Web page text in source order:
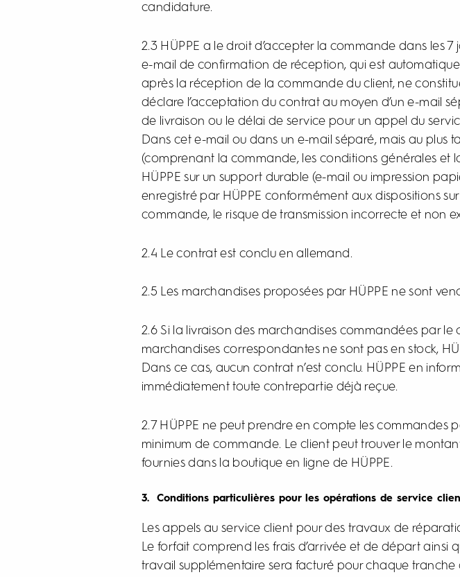
candidature.
2.3 HÜPPE a le droit d’accepter la commande dans les
e-mail de confirmation de réception, qui est
après la réception de la commande du client, ne
déclare l’acceptation du contrat au moyen d’un e-mail
de livraison ou le délai de service pour un appel du
Dans cet e-mail ou dans un e-mail séparé, mais au plus
(comprenant la commande, les conditions générales
HÜPPE sur un support durable (e-mail ou impression
enregistré par HÜPPE conformément aux dispositions
commande, le risque de transmission incorrecte et non
2.4 Le contrat est conclu en allemand.
2.5 Les marchandises proposées par HÜPPE ne sont
2.6 Si la livraison des marchandises commandées par le
marchandises correspondantes ne sont pas en stock,
Dans ce cas, aucun contrat n’est conclu. HÜPPE en
immédiatement toute contrepartie déjà reçue.
2.7 HÜPPE ne peut prendre en compte les commandes
minimum de commande. Le client peut trouver le
fournies dans la boutique en ligne de HÜPPE.
3. Conditions particulières pour les opérations de service
Les appels au service client pour des travaux de
Le forfait comprend les frais d’arrivée et de départ ainsi
travail supplémentaire sera facturé pour chaque